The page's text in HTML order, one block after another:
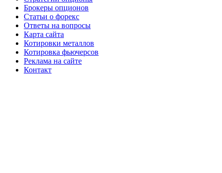
Брокеры опционов
Статьи о форекс
Ответы на вопросы
Карта сайта
Котировки металлов
Котировка фьючерсов
Реклама на сайте
Контакт